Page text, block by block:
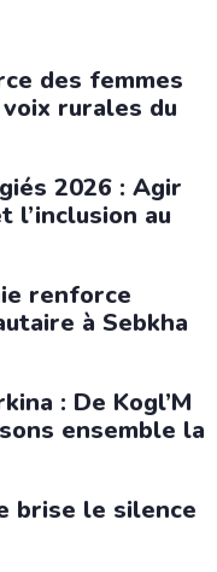
des femmes
rurales du
2026 : Agir
l’inclusion au
renforce
à Sebkha
: De Kogl’M
ensemble la
brise le silence